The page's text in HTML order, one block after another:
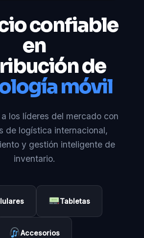
confiable
en
de
móvil
los líderes del mercado con
de logística internacional,
y gestión inteligente de
inventario.
Tabletas
Accesorios